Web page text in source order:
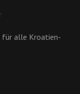
für alle Kroatien-